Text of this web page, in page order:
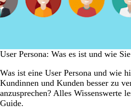
User Persona: Was es ist und wie
Was ist eine User Persona und wie
Kundinnen und Kunden besser zu
anzusprechen? Alles Wissenswerte
Guide.